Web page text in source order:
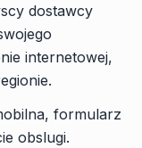
dostawcy
internetowej,
formularz
obslugi.